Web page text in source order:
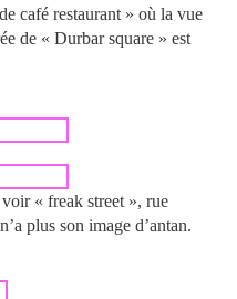
café restaurant » où la vue
de « Durbar square » est
« freak street », rue
plus son image d’antan.